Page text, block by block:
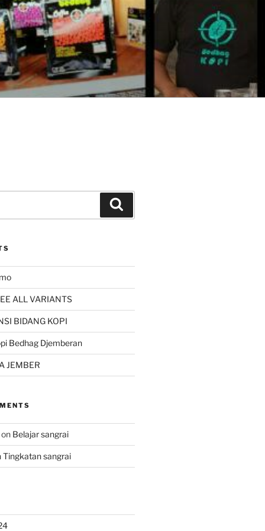
ALL VARIANTS
BIDANG KOPI
Bedhag Djemberan
JEMBER
Belajar sangrai
Tingkatan sangrai